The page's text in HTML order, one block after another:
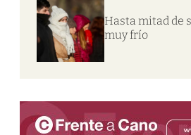
Hasta mitad de
muy frío